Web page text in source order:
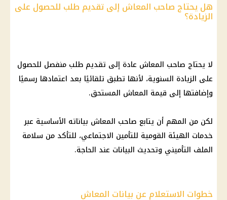
هل يحتاج صاحب المعاش إلى تقديم طلب للحصول على
الزيادة؟
لا يحتاج صاحب المعاش عادة إلى تقديم طلب منفصل للحصول
على الزيادة السنوية، لأنها تطبق تلقائيًا بعد اعتمادها رسميًا
وإضافتها إلى قيمة المعاش المستحق.
لكن من المهم أن يتابع صاحب المعاش بياناته الأساسية عبر
خدمات الهيئة القومية للتأمين الاجتماعي، للتأكد من سلامة
الملف التأميني وتحديث البيانات عند الحاجة.
خطوات الاستعلام عن بيانات المعاش